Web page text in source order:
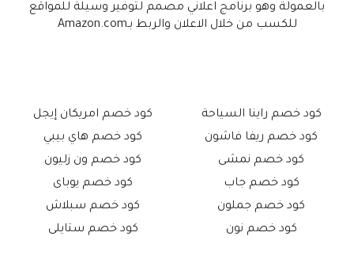
بالعمولة وهو برنامج اعلاني مصمم لتوفير وسيلة للمواقع
للكسب من خلال الاعلان والربط بـAmazon.com
كود خصم راينا السياحة
كود خصم ريفا فاشون
كود خصم نمشى
كود خصم جاب
كود خصم جملون
كود خصم نون
كود خصم امريكان إيجل
كود خصم هاي بيبي
كود خصم ون زليون
كود خصم يوباى
كود خصم سبلاش
كود خصم ستايلى